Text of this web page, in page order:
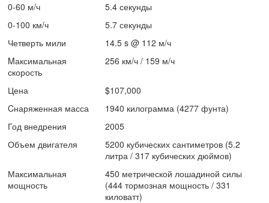
0-60 м/ч
5.4 секунды
0-100 км/ч
5.7 секунды
Четверть мили
14.5 s @ 112 м/ч
Mаксимальная
скорость
256 км/ч / 159 м/ч
Цена
$107,000
Cнаряженная масса
1940 килограмма (4277 фунта)
Год внедрения
2005
Объем двигателя
5200 кубических сантиметров (5.2
литра / 317 кубических дюймов)
Максимальная
мощность
450 метрической лошадиной силы
(444 тормозная мощность / 331
киловатт)